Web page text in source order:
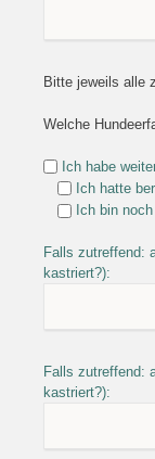
Bitte jeweils alle
Welche
Ich habe
Ich hatte
Ich bin
Falls zutreffend:
kastriert?):
Falls zutreffend:
kastriert?):